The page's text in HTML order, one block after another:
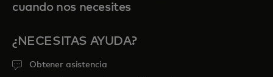
cuando nos necesites
¿NECESITAS AYUDA?
Obtener asistencia